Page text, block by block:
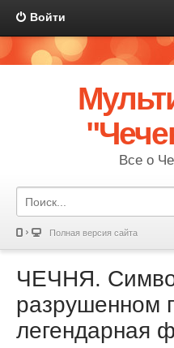
Войти
Все о
Полная версия сайта
ЧЕЧНЯ.
разрушенном
легендарная